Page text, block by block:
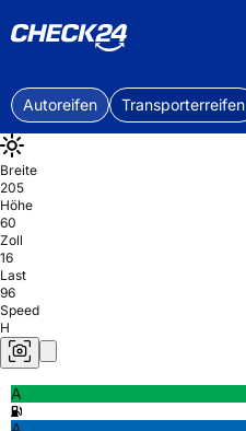
Autoreifen Transporterreifen
Breite
205
Höhe
60
Zoll
16
Last
96
Speed
H
A